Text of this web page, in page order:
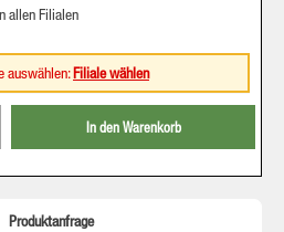
allen Filialen
auswählen:Filiale wählen
Gib den gewünschten
In den Warenkorb
Produktanfrage